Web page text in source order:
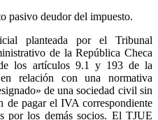
pasivo deudor del impuesto.
planteada por el Tribunal
de la República Checa
los artículos 9.1 y 193 de la
relación con una normativa
de una sociedad civil sin
de pagar el IVA correspondiente
por los demás socios. El TJUE